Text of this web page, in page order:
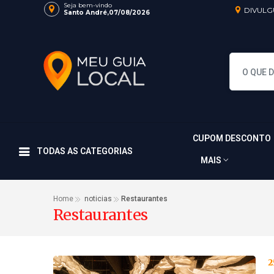
Seja bem-vindo
Santo André,07/08/2026
TODAS AS CATEGORIAS
CUPOM DESCONTO
MAIS
Home noticias Restaurantes
Restaurantes